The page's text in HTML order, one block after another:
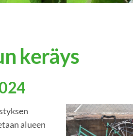
keräys
alueen